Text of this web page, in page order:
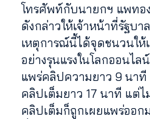
โทรศัพท์กับนายกฯ แพทอ
ดังกล่าวให้เจ้าหน้าที่รัฐบ
เหตุการณ์นี้ได้จุดชนวนให้
อย่างรุนแรงในโลกออนไล
แพร่คลิปความยาว 9 นาที
คลิปเต็มยาว 17 นาที แต่
คลิปเต็มก็ถูกเผยแพร่ออก